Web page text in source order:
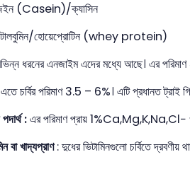
(Casein)/ক্যাসিন
হোয়েপ্রোটিন (whey protein)
ধরনের এনজাইম এদের মধ্যে আছে। এর
এতে চর্বির পরিমাণ 3.5 – 6%। এটি প্রধানত ট্রাই
:এর পরিমাণ প্রায় 1%Ca,Mg,K,Na,Cl− ও
বা খাদ্যপ্রাণ: দুধের ভিটামিনগুলো চর্বিতে দ্রবণীয়